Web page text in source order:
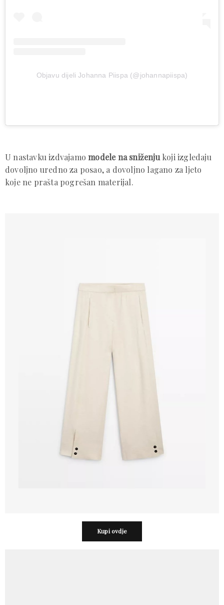
Objavu dijeli Johanna Piispa (@johannapiispa)
U nastavku izdvajamomodele na sniženjukoji izgledaju
dovoljno uredno za posao, a dovoljno lagano za ljeto
koje ne prašta pogrešan materijal.
Kupi ovdje